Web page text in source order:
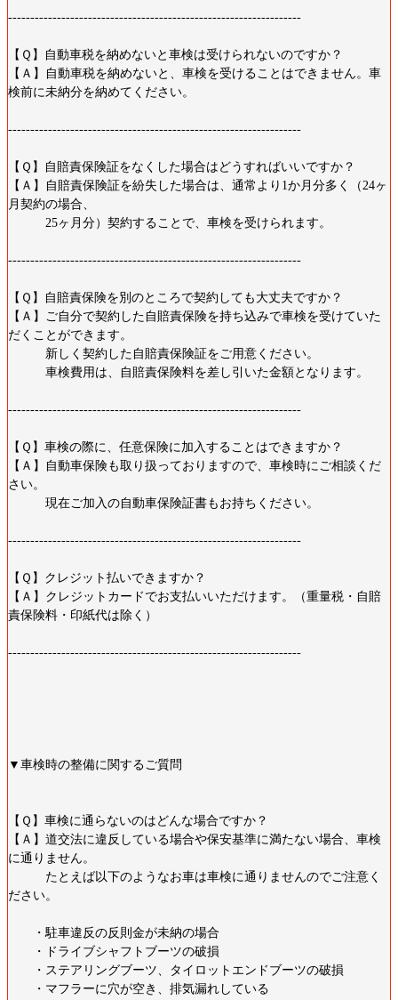
------------------------------------------------------------------
【Ｑ】自動車税を納めないと車検は受けられないのですか？
【Ａ】自動車税を納めないと、車検を受けることはできません。車
検前に未納分を納めてください。
------------------------------------------------------------------
【Ｑ】自賠責保険証をなくした場合はどうすればいいですか？
【Ａ】自賠責保険証を紛失した場合は、通常より1か月分多く（24ヶ
月契約の場合、
25ヶ月分）契約することで、車検を受けられます。
------------------------------------------------------------------
【Ｑ】自賠責保険を別のところで契約しても大丈夫ですか？
【Ａ】ご自分で契約した自賠責保険を持ち込みで車検を受けていた
だくことができます。
新しく契約した自賠責保険証をご用意ください。
車検費用は、自賠責保険料を差し引いた金額となります。
------------------------------------------------------------------
【Ｑ】車検の際に、任意保険に加入することはできますか？
【Ａ】自動車保険も取り扱っておりますので、車検時にご相談くだ
さい。
現在ご加入の自動車保険証書もお持ちください。
------------------------------------------------------------------
【Ｑ】クレジット払いできますか？
【Ａ】クレジットカードでお支払いいただけます。（重量税・自賠
責保険料・印紙代は除く）
------------------------------------------------------------------
▼車検時の整備に関するご質問
【Ｑ】車検に通らないのはどんな場合ですか？
【Ａ】道交法に違反している場合や保安基準に満たない場合、車検
に通りません。
たとえば以下のようなお車は車検に通りませんのでご注意く
ださい。
・駐車違反の反則金が未納の場合
・ドライブシャフトブーツの破損
・ステアリングブーツ、タイロットエンドブーツの破損
・マフラーに穴が空き、排気漏れしている